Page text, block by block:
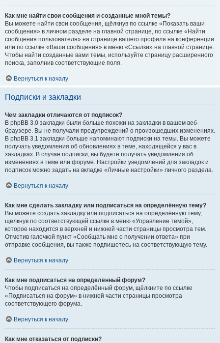
Как мне найти свои сообщения и созданные мной темы?
Вы можете найти свои сообщения, щёлкнув по ссылке «Показать ваши
сообщения» в личном разделе на главной странице, по ссылке «Найти
сообщения пользователя» на странице вашего профиля на конференции
или по ссылке «Ваши сообщения» в меню «Ссылки» на главной странице.
Чтобы найти созданные вами темы, используйте страницу расширенного
поиска, заполнив соответствующие поля.
Вернуться к началу
Подписки и закладки
Чем закладки отличаются от подписок?
В phpBB 3.0 закладки были больше похожи на закладки в вашем веб-
браузере. Вы не получали предупреждений о произошедших изменениях.
В phpBB 3.1 закладки больше напоминают подписки на темы. Вы можете
получать уведомления об обновлениях в теме, находящейся у вас в
закладках. В случае подписки, вы будете получать уведомления об
изменениях в теме или форуме. Настройки уведомлений для закладок и
подписок можно задать на вкладке «Личные настройки» личного раздела.
Вернуться к началу
Как мне сделать закладку или подписаться на определённую тему?
Вы можете создать закладку или подписаться на определённую тему,
щёлкнув по соответствующей ссылке в меню «Управление темой»,
которое находится в верхней и нижней части страницы просмотра тем.
Отметив галочкой пункт «Сообщать мне о получении ответа» при
отправке сообщения, вы также подпишетесь на соответствующую тему.
Вернуться к началу
Как мне подписаться на определённый форум?
Чтобы подписаться на определённый форум, щёлкните по ссылке
«Подписаться на форум» в нижней части страницы просмотра
соответствующего форума.
Вернуться к началу
Как мне отказаться от подписки?